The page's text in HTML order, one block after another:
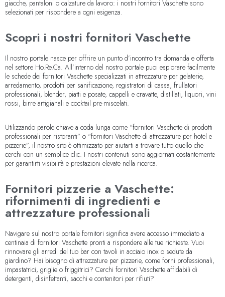
giacche, pantaloni o calzature da lavoro: i nostri fornitori Vaschette sono
selezionati per rispondere a ogni esigenza.
Scopri i nostri fornitori Vaschette
Il nostro portale nasce per offrire un punto d’incontro tra domanda e offerta
nel settore Ho.Re.Ca. All’interno del nostro portale puoi esplorare facilmente
le schede dei fornitori Vaschette specializzati in attrezzature per gelaterie,
arredamento, prodotti per sanificazione, registratori di cassa, frullatori
professionali, blender, piatti e posate, cappelli e cravatte, distillati, liquori, vini
rossi, birre artigianali e cocktail pre-miscelati.
Utilizzando parole chiave a coda lunga come “fornitori Vaschette di prodotti
professionali per ristoranti” o “fornitori Vaschette di attrezzature per hotel e
pizzerie”, il nostro sito è ottimizzato per aiutarti a trovare tutto quello che
cerchi con un semplice clic. I nostri contenuti sono aggiornati costantemente
per garantirti visibilità e prestazioni elevate nella ricerca.
Fornitori pizzerie a Vaschette:
rifornimenti di ingredienti e
attrezzature professionali
Navigare sul nostro portale fornitori significa avere accesso immediato a
centinaia di fornitori Vaschette pronti a rispondere alle tue richieste. Vuoi
rinnovare gli arredi del tuo bar con tavoli in acciaio inox o sedute da
giardino? Hai bisogno di attrezzature per pizzerie, come forni professionali,
impastatrici, griglie o friggitrici? Cerchi fornitori Vaschette affidabili di
detergenti, disinfettanti, sacchi e contenitori per rifiuti?